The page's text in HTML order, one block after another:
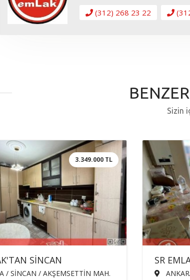
(312) 268 23 22
Sizin
3.349.000 TL
SİNCAN
MAH'DE 3+1 110m²
/ SİNCAN / AKŞEMSETTİN MAH.
SR
KEMAL